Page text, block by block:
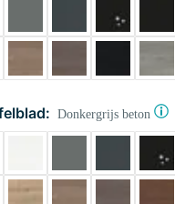
Donkergrijs beton